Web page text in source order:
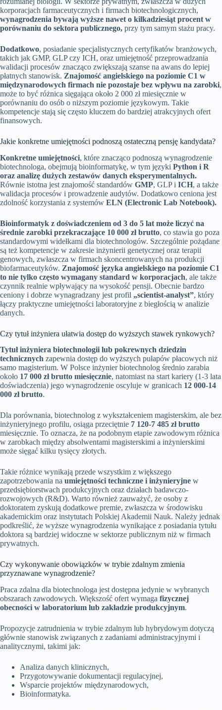
korporacjach farmaceutycznych i firmach biotechnologicznych,
wynagrodzenia bywają wyższe nawet o kilkadziesiąt procent w
porównaniu do sektora publicznego, przy tym samym stażu pracy.
Dodatkowo, posiadanie specjalistycznych certyfikatów branżowych,
takich jak GMP, GLP czy ICH, oraz umiejętność przeprowadzania
walidacji procesów znacząco zwiększają szanse na awans do lepiej
płatnych stanowisk. Znajomość angielskiego na poziomie C1 w
międzynarodowych firmach nie pozostaje bez wpływu na zarobki,
może to być różnica sięgająca około 2 000 zł miesięcznie w
porównaniu do osób o niższym poziomie językowym. Takie
kompetencje stają się często kluczem do bardziej atrakcyjnych ofert
finansowych.
Jakie konkretne umiejętności podnoszą ostateczną pensję kandydata?
Konkretne umiejętności, które znacząco podnoszą wynagrodzenie
biotechnologa, obejmują bioinformatykę, w tym języki Python i R
oraz analizę dużych zestawów danych eksperymentalnych.
Równie istotna jest znajomość standardów GMP, GLP i ICH, a także
walidacja procesów i prowadzenie audytów. Dodatkowo ceniona jest
zdolność korzystania z systemów ELN (Electronic Lab Notebook).
Bioinformatyk z doświadczeniem od 3 do 5 lat może liczyć na
średnie zarobki przekraczające 10 000 zł brutto, co stawia go poza
standardowymi widełkami dla biotechnologów. Szczególnie pożądane
są też kompetencje w zakresie inżynierii genetycznej oraz terapii
genowych, zwłaszcza w firmach skoncentrowanych na produkcji
biofarmaceutyków. Znajomość języka angielskiego na poziomie C1
to nie tylko często wymagany standard w korporacjach, ale także
czynnik realnie wpływający na wysokość pensji. Obecnie bardzo
ceniony i dobrze wynagradzany jest profil „scientist-analyst”, który
łączy praktyczne umiejętności laboratoryjne z biegłością w analizie
danych.
Czy tytuł inżyniera ułatwia dostęp do wyższych stawek rynkowych?
Tytuł inżyniera biotechnologii lub pokrewnych dziedzin
technicznych zapewnia dostęp do wyższych pułapów płacowych niż
samo magisterium. W Polsce inżynier biotechnolog średnio zarabia
około 17 000 zł brutto miesięcznie, natomiast na start kariery (1-3 lata
doświadczenia) jego wynagrodzenie oscyluje w granicach 12 000-14
000 zł brutto.
Dla porównania, biotechnolog z wykształceniem magisterskim, ale bez
inżynieryjnego profilu, osiąga przeciętnie 7 120-7 485 zł brutto
miesięcznie. To oznacza, że na podobnym etapie zawodowym różnica
w zarobkach między absolwentami magisterskimi a inżynierskimi
może sięgać kilku tysięcy złotych.
Takie różnice wynikają przede wszystkim z większego
zapotrzebowania na umiejętności techniczne i inżynieryjne w
przedsiębiorstwach produkcyjnych oraz działach badawczo-
rozwojowych (R&D). Warto również zauważyć, że osoby z
doktoratem zyskują dodatkowe premie, zwłaszcza w środowisku
akademickim oraz instytutach Polskiej Akademii Nauk. Należy jednak
podkreślić, że wyższe wynagrodzenia wynikające z posiadania tytułu
doktora są bardziej widoczne w sektorze publicznym niż w firmach
prywatnych.
Czy wykonywanie obowiązków w trybie zdalnym zmienia
przyznawane wynagrodzenie?
Praca zdalna dla biotechnologa jest dostępna jedynie w wybranych
obszarach zawodowych. Większość ofert wymaga fizycznej
obecności w laboratorium lub zakładzie produkcyjnym.
Propozycje zatrudnienia w trybie zdalnym lub hybrydowym dotyczą
głównie stanowisk związanych z zadaniami administracyjnymi i
analitycznymi, takimi jak:
Analiza danych klinicznych,
Przygotowywanie dokumentacji regulacyjnej,
Wsparcie projektów międzynarodowych,
Bioinformatyka.